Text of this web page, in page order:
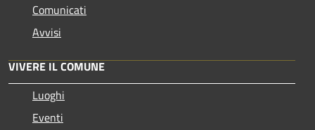
Comunicati
Avvisi
VIVERE IL COMUNE
Luoghi
Eventi